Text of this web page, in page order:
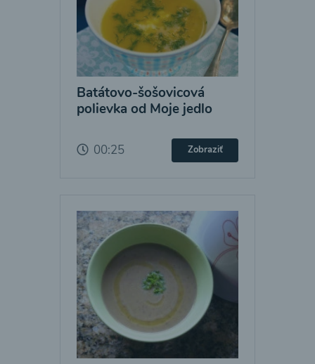
Batátovo-šošovicová
polievka od Moje jedlo
00:25 Zobraziť